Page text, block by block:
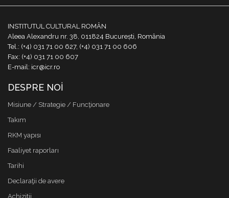
INSTITUTUL CULTURAL ROMÂN
Aleea Alexandru nr. 38, 011824 București, România
Tel.: (+4) 031 71 00 627, (+4) 031 71 00 606
Fax: (+4) 031 71 00 607
E-mail: icr@icr.ro
DESPRE NOI
Misiune / Strategie / Funcţionare
Takım
RKM yapısı
Faaliyet raporları
Tarihi
Declaraţii de avere
Achizitii